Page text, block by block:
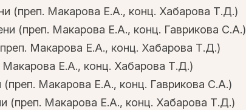
(преп. Макарова Е.А., конц. Хабарова Т.Д.)
(преп. Макарова Е.А., конц. Гаврикова С.А.)
Макарова Е.А., конц. Хабарова Т.Д.)
Е.А., конц. Хабарова Т.Д.)
Макарова Е.А., конц. Гаврикова С.А.)
(преп. Макарова Е.А., конц. Хабарова Т.Д.)